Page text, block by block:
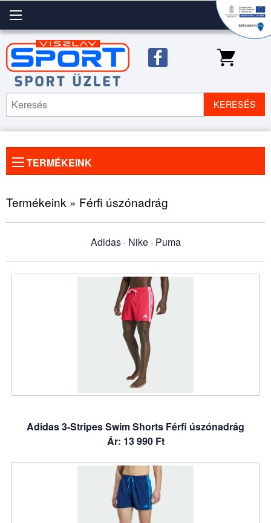
KERESÉS
TERMÉKEINK
kép
Termékeink » Férfi úszónadrág
Adidas· Nike· Puma
Adidas 3-Stripes Swim Shorts Férfi úszónadrág
Ár: 13 990 Ft